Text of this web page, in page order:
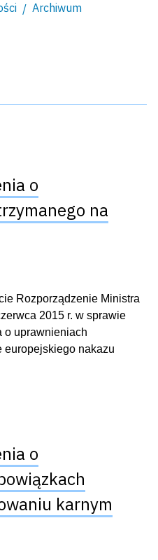
Archiwum
o
na
Rozporządzenie Ministra
2015 r. w sprawie
o uprawnieniach
europejskiego nakazu
o
karnym